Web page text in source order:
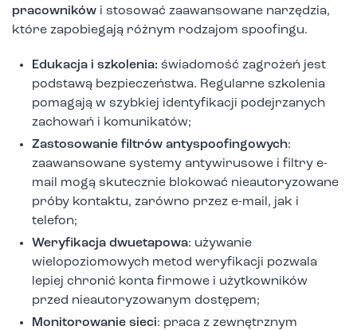
pracowników i stosować zaawansowane narzędzia,
które zapobiegają różnym rodzajom spoofingu.
Edukacja i szkolenia: świadomość zagrożeń jest
podstawą bezpieczeństwa. Regularne szkolenia
pomagają w szybkiej identyfikacji podejrzanych
zachowań i komunikatów;
Zastosowanie filtrów antyspoofingowych:
zaawansowane systemy antywirusowe i filtry e-
mail mogą skutecznie blokować nieautoryzowane
próby kontaktu, zarówno przez e-mail, jak i
telefon;
Weryfikacja dwuetapowa: używanie
wielopoziomowych metod weryfikacji pozwala
lepiej chronić konta firmowe i użytkowników
przed nieautoryzowanym dostępem;
Monitorowanie sieci: praca z zewnętrznym